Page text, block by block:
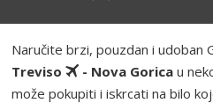
Naručite brzi, pouzdan i udoban
Treviso
- Nova Gorica u
može pokupiti i iskrcati na bilo